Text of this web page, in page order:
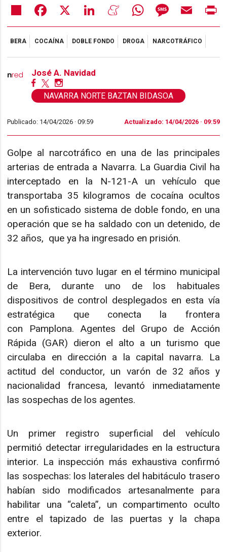
Share Facebook LinkedIn MeneameWhatsAppMessageEmail
BERA COCAÍNA DOBLE FONDO DROGA NARCOTRÁFICO
José A. Navidad
NAVARRA NORTE BAZTAN BIDASOA
Publicado: 14/04/2026 ·09:59 Actualizado: 14/04/2026 · 09:59
Golpe al narcotráfico en una de las principales
arterias de entrada a Navarra. La Guardia Civil ha
interceptado en la N-121-A un vehículo que
transportaba 35 kilogramos de cocaína ocultos
en un sofisticado sistema de doble fondo, en una
operación que se ha saldado con un detenido, de
32 años, que ya ha ingresado en prisión.
La intervención tuvo lugar en el término municipal
de Bera, durante uno de los habituales
dispositivos de control desplegados en esta vía
estratégica que conecta la frontera
con Pamplona. Agentes del Grupo de Acción
Rápida (GAR) dieron el alto a un turismo que
circulaba en dirección a la capital navarra. La
actitud del conductor, un varón de 32 años y
nacionalidad francesa, levantó inmediatamente
las sospechas de los agentes.
Un primer registro superficial del vehículo
permitió detectar irregularidades en la estructura
interior. La inspección más exhaustiva confirmó
las sospechas: los laterales del habitáculo trasero
habían sido modificados artesanalmente para
habilitar una “caleta”, un compartimento oculto
entre el tapizado de las puertas y la chapa
exterior.